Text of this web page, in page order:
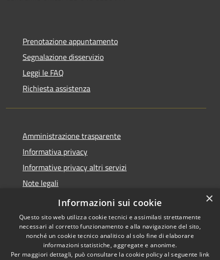
Prenotazione appuntamento
Segnalazione disservizio
Leggi le FAQ
Richiesta assistenza
Amministrazione trasparente
Informativa privacy
Informative privacy altri servizi
Note legali
Dichiarazione di accessibilità
Copyright © 2026 • Comune di
×
Informazioni sui cookie
Questo sito web utilizza cookie tecnici e assimilati strettamente
necessari al corretto funzionamento e alla navigazione del sito,
nonché un cookie tecnico analitico al solo fine di elaborare
informazioni statistiche, aggregate e anonime.
Per maggiori dettagli, può consultare la cookie policy al seguente link